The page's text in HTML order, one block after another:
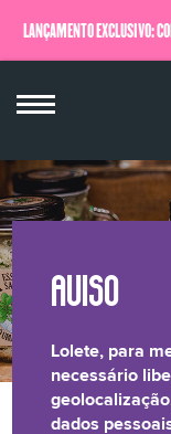
LANÇAMENTO EXCLUSIVO:
Lolete, para
necessário
dados